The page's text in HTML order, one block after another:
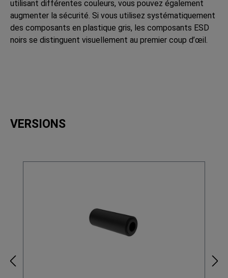
utilisant différentes couleurs, vous pouvez également
augmenter la sécurité. Si vous utilisez systématiquement
des composants en plastique gris, les composants ESD
noirs se distinguent visuellement au premier coup d’œil.
VERSIONS